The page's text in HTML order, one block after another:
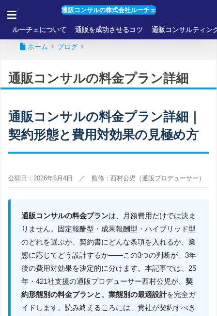
通販コンサルの株式会社ルーチェ
ルーチェについて 通販を成功させるコツ 通販コンサルティン
ホーム ブログ
通販コンサルの料金プラン詳細
通販コンサルの料金プラン詳細｜
契約形態と費用対効果の見極め方
公開日：2026年6月4日 ／ 監修：西村公児（通販プロデューサー）
通販コンサルの料金プランは、月額費用だけでは決ま
りません。固定報酬型・成果報酬型・ハイブリッド型
のどれを選ぶか、契約書にどんな条項を入れるか、業
態に応じてどう設計するか――この3つの判断が、3年
後の費用対効果を決定的に分けます。本記事では、25
年・421社支援の通販プロデューサー西村公児が、 契
約形態別の料金プランと、業態別の最適設計を完全ガ
イドします。読み終えるころには、貴社が契約すべき